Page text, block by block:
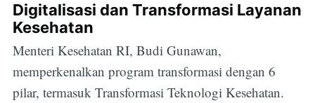
Digitalisasi dan Transformasi Layanan
Kesehatan
Menteri Kesehatan RI, Budi Gunawan,
memperkenalkan program transformasi dengan 6
pilar, termasuk Transformasi Teknologi Kesehatan.